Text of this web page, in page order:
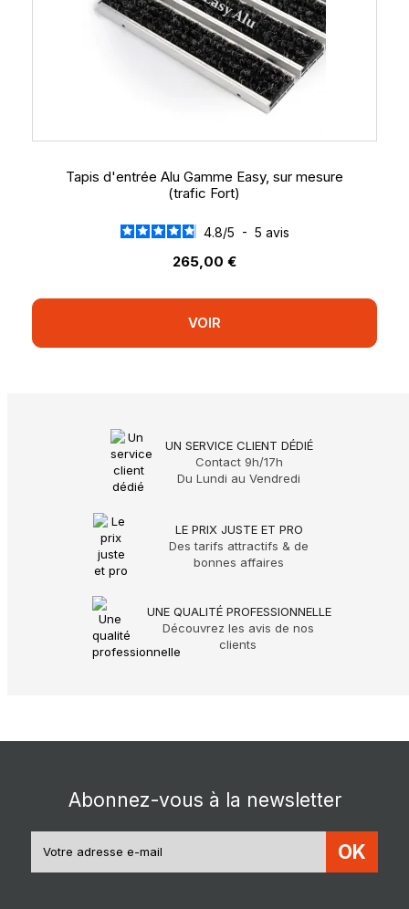
Tapis d'entrée Alu Gamme Easy, sur mesure
(trafic Fort)
4.8/5 - 5 avis
265,00 €
VOIR
UN SERVICE CLIENT DÉDIÉ
Contact 9h/17h
Du Lundi au Vendredi
LE PRIX JUSTE ET PRO
Des tarifs attractifs & de
bonnes affaires
UNE QUALITÉ PROFESSIONNELLE
Découvrez les avis de nos
clients
Abonnez-vous à la newsletter
OK